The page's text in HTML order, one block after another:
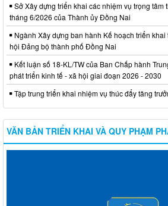
Sở Xây dựng triển khai các nhiệm vụ trọng tâm
tháng 6/2026 của Thành ủy Đồng Nai
Ngành Xây dựng ban hành Kế hoạch triển
hội Đảng bộ thành phố Đồng Nai
Kết luận số 18-KL/TW của Ban Chấp hành
phát triển kinh tế - xã hội giai đoạn 2026 - 2030
Tập trung triển khai nhiệm vụ thúc đẩy tăng
VĂN BẢN TRIỂN KHAI VÀ QUY PHẠM